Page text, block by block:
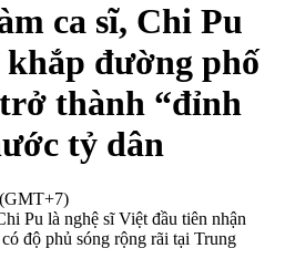
ca sĩ, Chi Pu
khắp đường phố
thành “đỉnh
tỷ dân
Pu là nghệ sĩ Việt đầu tiên nhận
độ phủ sóng rộng rãi tại Trung